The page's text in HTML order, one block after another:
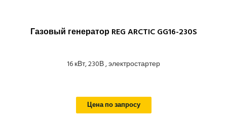
Газовый генератор REG ARCTIC GG16-230S
16 кВт, 230В , электростартер
Цена по запросу